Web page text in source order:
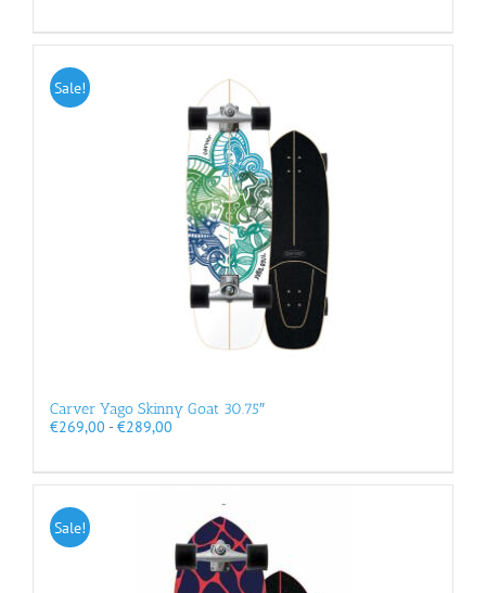
€299,00
Sale!
Carver Yago Skinny Goat 30.75″
€269,00 - €289,00Prijsklasse:
€289,00
Sale!